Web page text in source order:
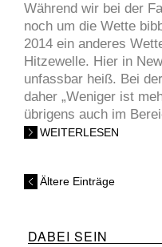
Während wir bei der
noch um die Wette
2014 ein anderes
Hitzewelle. Hier in
unfassbar heiß. Bei
daher „Weniger ist
übrigens auch im
WEITERLESEN
Ältere Einträge
DABEI SEIN